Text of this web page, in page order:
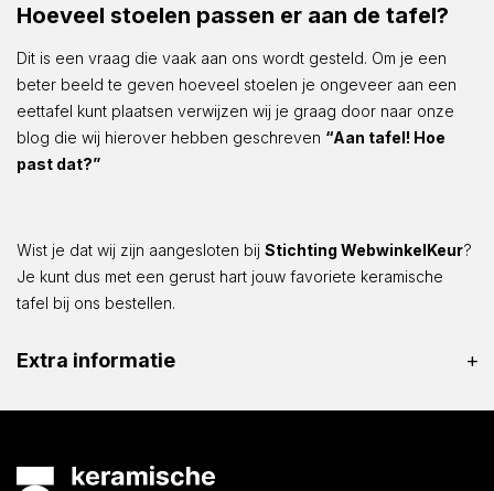
Hoeveel stoelen passen er aan de tafel?
Dit is een vraag die vaak aan ons wordt gesteld. Om je een
beter beeld te geven hoeveel stoelen je ongeveer aan een
eettafel kunt plaatsen verwijzen wij je graag door naar onze
blog die wij hierover hebben geschreven “Aan tafel! Hoe
past dat?”
Wist je dat wij zijn aangesloten bij Stichting WebwinkelKeur?
Je kunt dus met een gerust hart jouw favoriete keramische
tafel bij ons bestellen.
Extra informatie